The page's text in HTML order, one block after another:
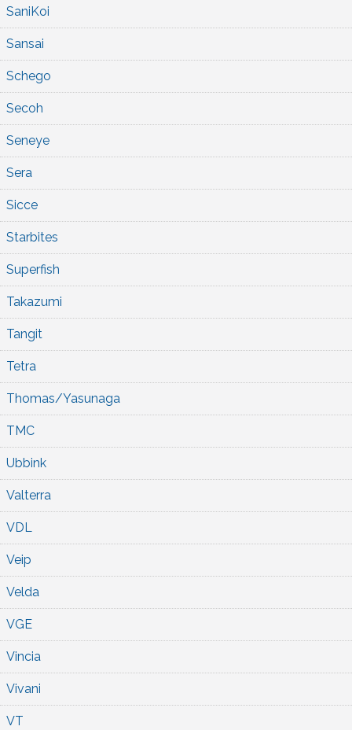
SaniKoi
Sansai
Schego
Secoh
Seneye
Sera
Sicce
Starbites
Superfish
Takazumi
Tangit
Tetra
Thomas/Yasunaga
TMC
Ubbink
Valterra
VDL
Veip
Velda
VGE
Vincia
Vivani
VT